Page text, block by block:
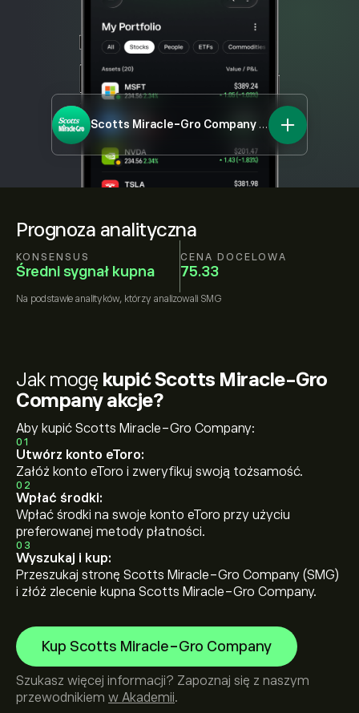
Prognoza analityczna
KONSENSUS
Średni sygnał kupna
CENA DOCELOWA
75.33
Na podstawie analityków, którzy analizowali SMG
Scotts Miracle-Gro Company SMG
Jak mogę kupić Scotts Miracle-Gro
Company akcje?
Aby kupić Scotts Miracle-Gro Company:
01
Utwórz konto eToro:
Załóż konto eToro i zweryfikuj swoją tożsamość.
02
Wpłać środki:
Wpłać środki na swoje konto eToro przy użyciu
preferowanej metody płatności.
03
Wyszukaj i kup:
Przeszukaj stronę Scotts Miracle-Gro Company (SMG)
i złóż zlecenie kupna Scotts Miracle-Gro Company.
Kup Scotts Miracle-Gro Company
Szukasz więcej informacji? Zapoznaj się z naszym
przewodnikiem w Akademii.